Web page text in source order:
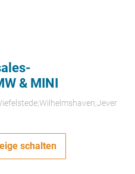
& MINI
schalten